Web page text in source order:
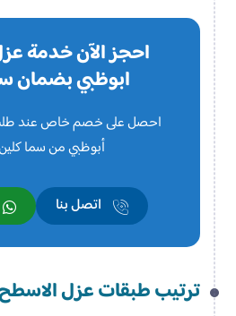
احجز الآن خدمة
ابوظبي بضمان
احصل على خصم خاص عند
أبوظبي من سما
اتصل بنا
ترتيب طبقات عزل